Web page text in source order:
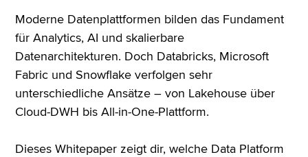
Moderne Datenplattformen bilden das Fundament
für Analytics, AI und skalierbare
Datenarchitekturen. Doch Databricks, Microsoft
Fabric und Snowflake verfolgen sehr
unterschiedliche Ansätze – von Lakehouse über
Cloud-DWH bis All-in-One-Plattform.
Dieses Whitepaper zeigt dir, welche Data Platform